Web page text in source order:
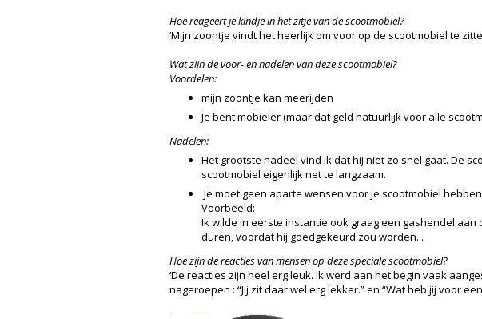
Hoe reageert je kindje in het zitje van de scootmobiel?
‘Mijn zoontje vindt het heerlijk om voor op de scootmobiel te
Wat zijn de voor- en nadelen van deze scootmobiel?
Voordelen:
mijn zoontje kan meerijden
Je bent mobieler (maar dat geld natuurlijk voor alle
Nadelen:
Het grootste nadeel vind ik dat hij niet zo snel gaat. De
scootmobiel eigenlijk net te langzaam.
Je moet geen aparte wensen voor je scootmobiel
Voorbeeld:
Ik wilde in eerste instantie ook graag een gashendel
duren, voordat hij goedgekeurd zou worden...
Hoe zijn de reacties van mensen op deze speciale scootmobiel?
‘De reacties zijn heel erg leuk. Ik werd aan het begin vaak
nageroepen : “Jij zit daar wel erg lekker.” en “Wat heb jij voor